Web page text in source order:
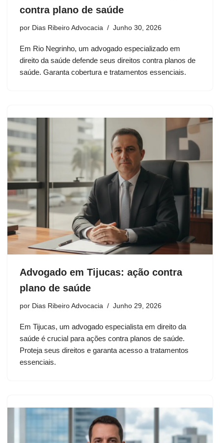
contra plano de saúde
por Dias Ribeiro Advocacia Junho 30, 2026
Em Rio Negrinho, um advogado especializado em
direito da saúde defende seus direitos contra planos de
saúde. Garanta cobertura e tratamentos essenciais.
Advogado em Tijucas: ação contra
plano de saúde
por Dias Ribeiro Advocacia Junho 29, 2026
Em Tijucas, um advogado especialista em direito da
saúde é crucial para ações contra planos de saúde.
Proteja seus direitos e garanta acesso a tratamentos
essenciais.